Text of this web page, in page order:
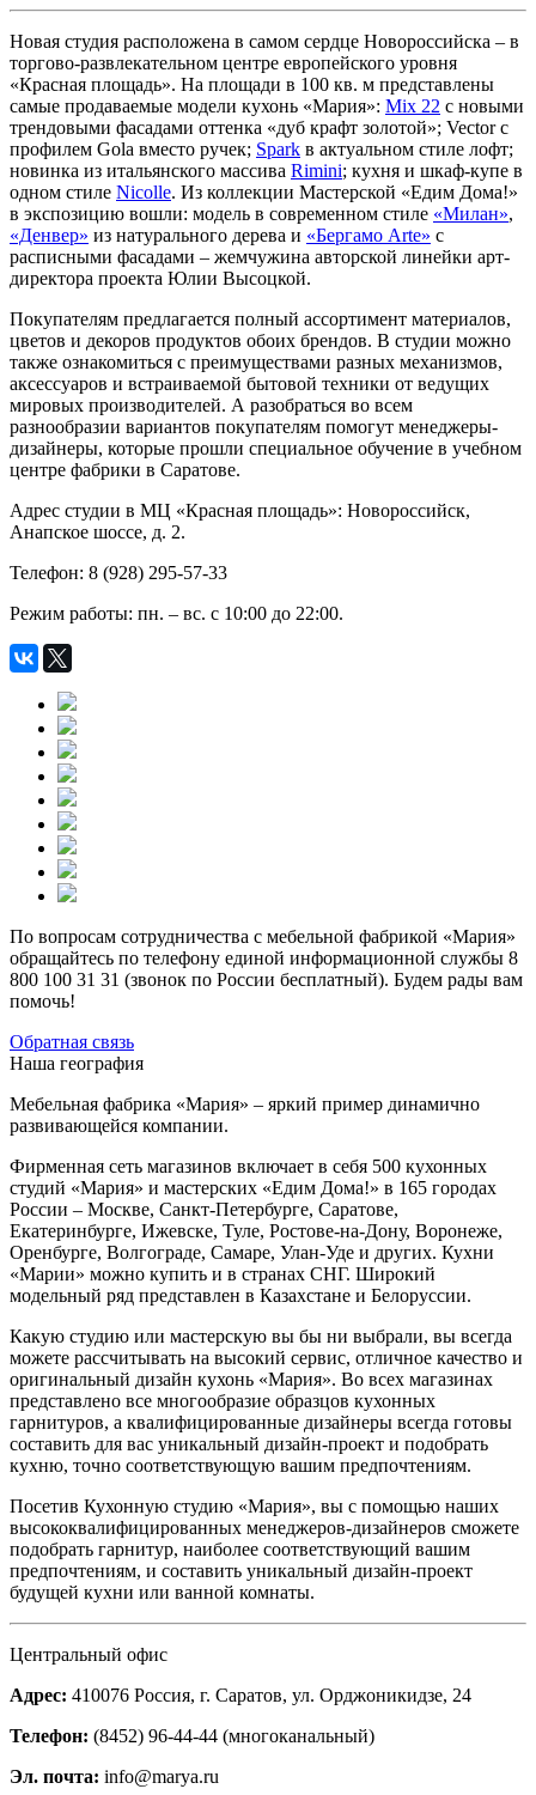
Новая студия расположена в самом сердце Новороссийска – в
торгово-развлекательном центре европейского уровня
«Красная площадь». На площади в 100 кв. м представлены
самые продаваемые модели кухонь «Мария»: Mix 22 с новыми
трендовыми фасадами оттенка «дуб крафт золотой»; Vector с
профилем Gola вместо ручек; Spark в актуальном стиле лофт;
новинка из итальянского массива Rimini; кухня и шкаф-купе в
одном стиле Nicolle. Из коллекции Мастерской «Едим Дома!»
в экспозицию вошли: модель в современном стиле «Милан»,
«Денвер» из натурального дерева и «Бергамо Arte» с
расписными фасадами – жемчужина авторской линейки арт-
директора проекта Юлии Высоцкой.
Покупателям предлагается полный ассортимент материалов,
цветов и декоров продуктов обоих брендов. В студии можно
также ознакомиться с преимуществами разных механизмов,
аксессуаров и встраиваемой бытовой техники от ведущих
мировых производителей. А разобраться во всем
разнообразии вариантов покупателям помогут менеджеры-
дизайнеры, которые прошли специальное обучение в учебном
центре фабрики в Саратове.
Адрес студии в МЦ «Красная площадь»: Новороссийск,
Анапское шоссе, д. 2.
Телефон: 8 (928) 295-57-33
Режим работы: пн. – вс. с 10:00 до 22:00.
По вопросам сотрудничества с мебельной фабрикой «Мария»
обращайтесь по телефону единой информационной службы 8
800 100 31 31 (звонок по России бесплатный). Будем рады вам
помочь!
Обратная связь
Наша география
Мебельная фабрика «Мария» – яркий пример динамично
развивающейся компании.
Фирменная сеть магазинов включает в себя 500 кухонных
студий «Мария» и мастерских «Едим Дома!» в 165 городах
России – Москве, Санкт-Петербурге, Саратове,
Екатеринбурге, Ижевске, Туле, Ростове-на-Дону, Воронеже,
Оренбурге, Волгограде, Самаре, Улан-Уде и других. Кухни
«Марии» можно купить и в странах СНГ. Широкий
модельный ряд представлен в Казахстане и Белоруссии.
Какую студию или мастерскую вы бы ни выбрали, вы всегда
можете рассчитывать на высокий сервис, отличное качество и
оригинальный дизайн кухонь «Мария». Во всех магазинах
представлено все многообразие образцов кухонных
гарнитуров, а квалифицированные дизайнеры всегда готовы
составить для вас уникальный дизайн-проект и подобрать
кухню, точно соответствующую вашим предпочтениям.
Посетив Кухонную студию «Мария», вы с помощью наших
высококвалифицированных менеджеров-дизайнеров сможете
подобрать гарнитур, наиболее соответствующий вашим
предпочтениям, и составить уникальный дизайн-проект
будущей кухни или ванной комнаты.
Центральный офис
Адрес: 410076 Россия, г. Саратов, ул. Орджоникидзе, 24
Телефон: (8452) 96-44-44 (многоканальный)
Эл. почта: info@marya.ru